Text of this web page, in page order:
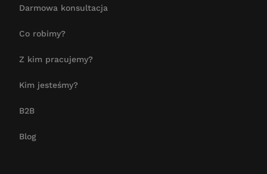
Darmowa konsultacja
Co robimy?
Z kim pracujemy?
Kim jesteśmy?
B2B
Blog